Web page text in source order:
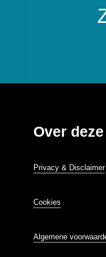
Over
Privacy & Disclaimer
Cookies
Algemene